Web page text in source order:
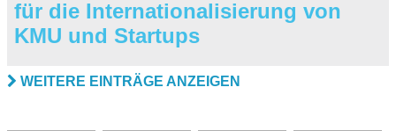
für die Internationalisierung von
KMU und Startups
WEITERE EINTRÄGE ANZEIGEN